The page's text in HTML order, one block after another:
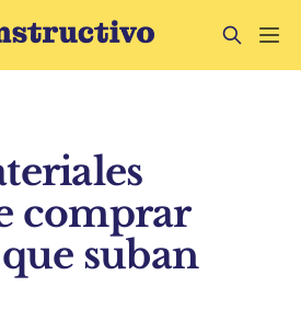
comprar
suban